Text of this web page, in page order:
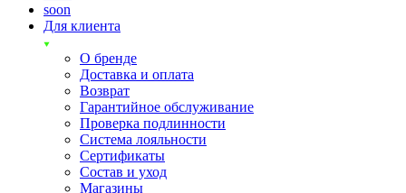
soon
Для клиента
О бренде
Доставка и оплата
Возврат
Гарантийное обслуживание
Проверка подлинности
Система лояльности
Сертификаты
Состав и уход
Магазины